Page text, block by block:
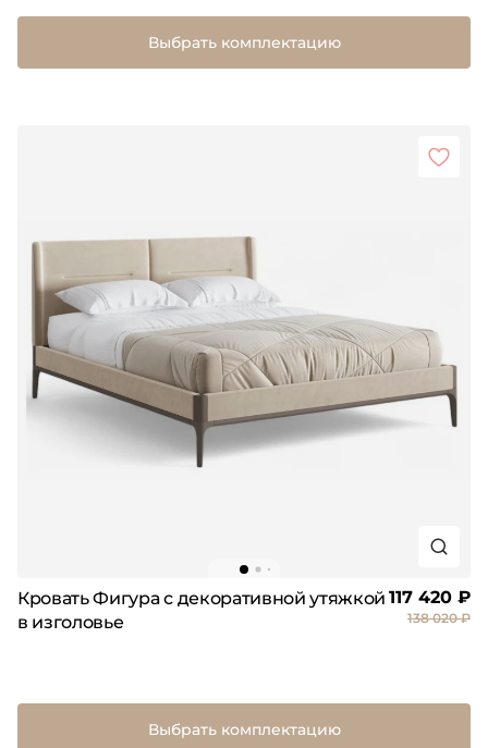
Выбрать комплектацию
Кровать Фигура с декоративной утяжкой
в изголовье
117 420 ₽
138 020 ₽
Выбрать комплектацию